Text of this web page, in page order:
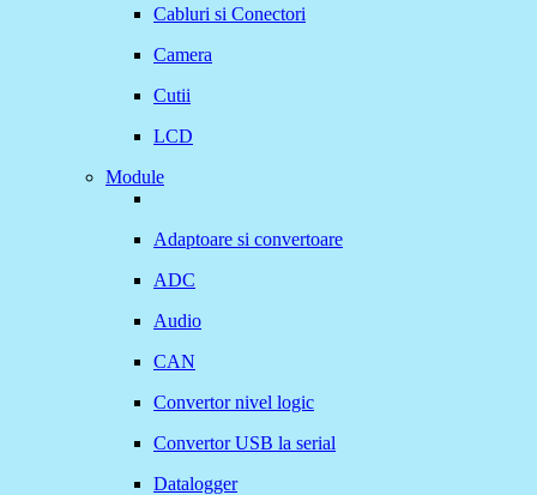
Cabluri si Conectori
Camera
Cutii
LCD
Module
Adaptoare si convertoare
ADC
Audio
CAN
Convertor nivel logic
Convertor USB la serial
Datalogger